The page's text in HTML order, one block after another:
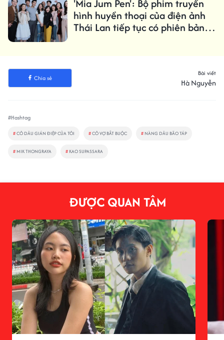
'Mia Jum Pen': Bộ phim truyền
hình huyền thoại của điện ảnh
Thái Lan tiếp tục có phiên bản
Chia sẻ
Bài viết
Hà Nguyễn
#Hashtag
#CÔ DÂU GIÁN ĐIỆP CỦA TÔI #CÔ VỢ BẮT BUỘC # NÀNG DÂU BÃO TÁP
# MIK THONGRAYA # KAO SUPASSARA
ĐƯỢC QUAN TÂM